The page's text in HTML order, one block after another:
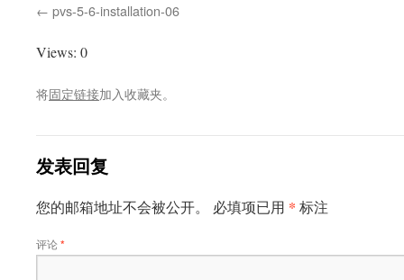
pvs-5-6-installation-06
Views: 0
将固定链接加入收藏夹。
发表回复
您的邮箱地址不会被公开。 必填项已用 * 标注
评论*